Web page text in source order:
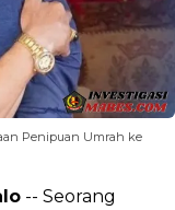
Penipuan Umrah ke
-- Seorang